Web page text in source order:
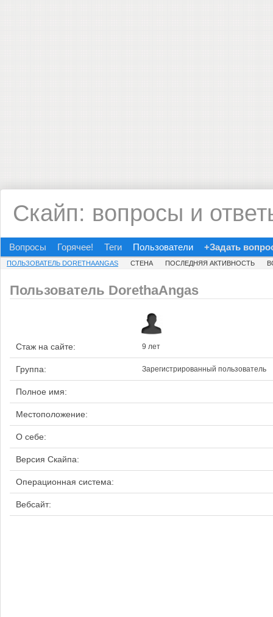
Скайп: вопросы и
Вопросы Горячее! Теги Пользователи +Задать
ПОЛЬЗОВАТЕЛЬ DORETHAANGAS СТЕНА ПОСЛЕДНЯЯ АКТИВНОСТЬ
Пользователь DorethaAngas
Стаж на сайте: 9 лет
Группа: Зарегистрированный пользователь
Полное имя:
Местоположение:
О себе:
Версия Скайпа:
Операционная система:
Вебсайт: